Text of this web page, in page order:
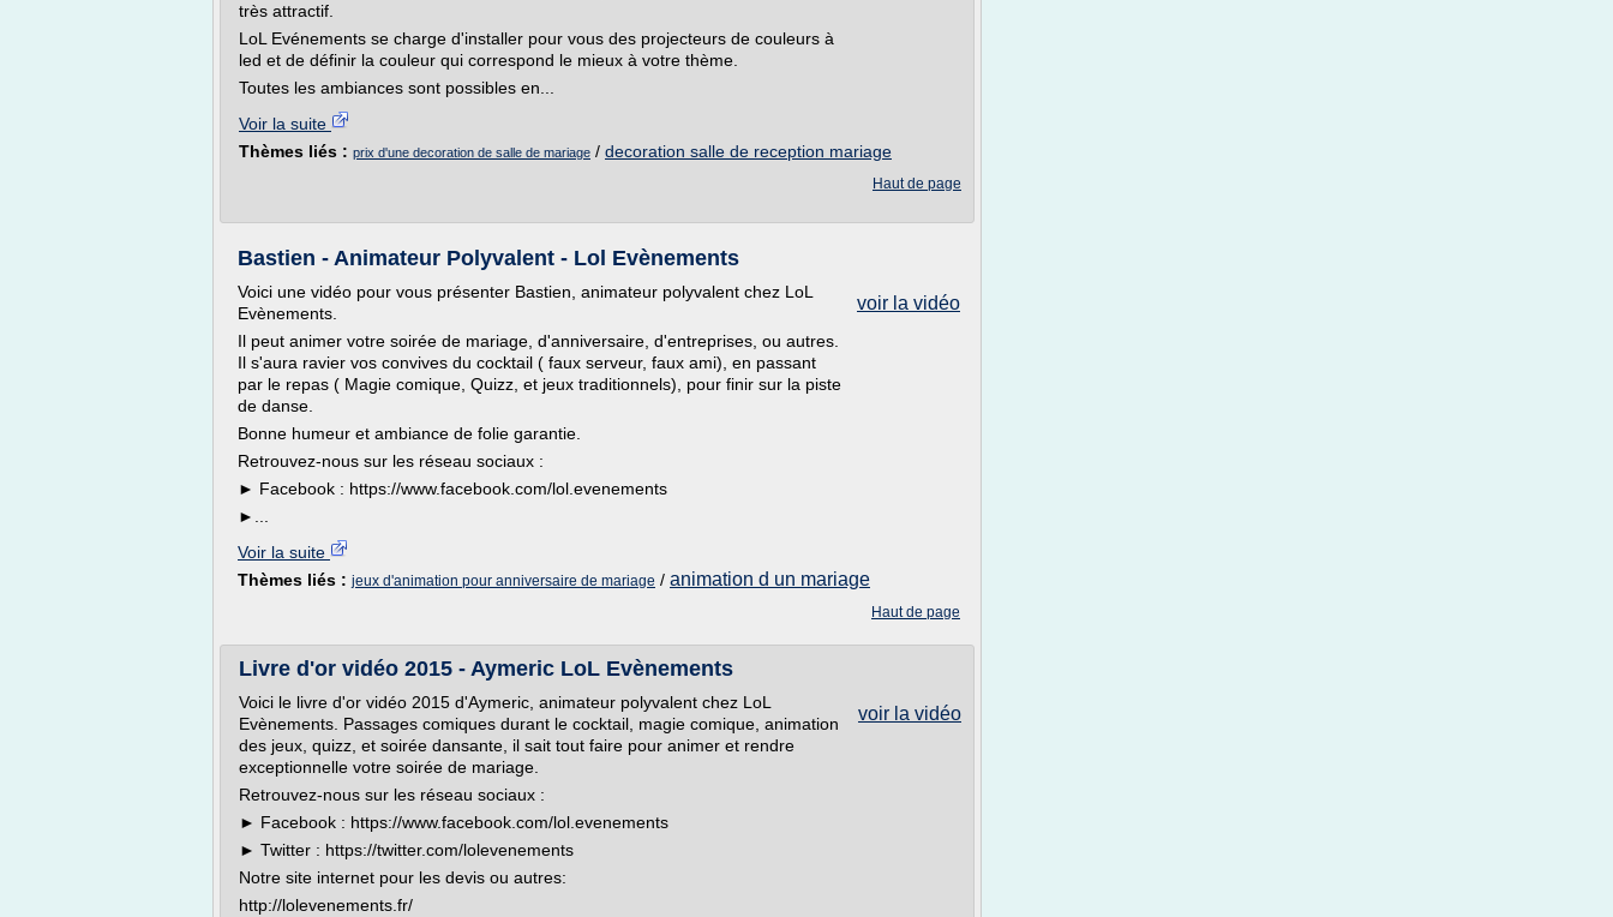
très attractif.
LoL Evénements se charge d'installer pour vous des projecteurs de couleurs à
led et de définir la couleur qui correspond le mieux à votre thème.
Toutes les ambiances sont possibles en...
Voir la suite
Thèmes liés : prix d'une decoration de salle de mariage / decoration salle de reception mariage
Haut de page
Bastien - Animateur Polyvalent - Lol Evènements
voir la vidéo
Voici une vidéo pour vous présenter Bastien, animateur polyvalent chez LoL
Evènements.
Il peut animer votre soirée de mariage, d'anniversaire, d'entreprises, ou autres.
Il s'aura ravier vos convives du cocktail ( faux serveur, faux ami), en passant
par le repas ( Magie comique, Quizz, et jeux traditionnels), pour finir sur la piste
de danse.
Bonne humeur et ambiance de folie garantie.
Retrouvez-nous sur les réseau sociaux :
► Facebook : https://www.facebook.com/lol.evenements
►...
Voir la suite
Thèmes liés : jeux d'animation pour anniversaire de mariage / animation d un mariage
Haut de page
Livre d'or vidéo 2015 - Aymeric LoL Evènements
voir la vidéo
Voici le livre d'or vidéo 2015 d'Aymeric, animateur polyvalent chez LoL
Evènements. Passages comiques durant le cocktail, magie comique, animation
des jeux, quizz, et soirée dansante, il sait tout faire pour animer et rendre
exceptionnelle votre soirée de mariage.
Retrouvez-nous sur les réseau sociaux :
► Facebook : https://www.facebook.com/lol.evenements
► Twitter : https://twitter.com/lolevenements
Notre site internet pour les devis ou autres:
http://lolevenements.fr/